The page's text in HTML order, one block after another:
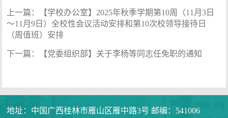
上一篇：
【学校办公室】2025年秋季学期第10周（11月3日
～11月9日）全校性会议活动安排和第10次校领导接待日
（周值班）安排
下一篇： 【党委组织部】关于李杨等同志任免职的通知
地址：中国广西桂林市雁山区雁中路3号 邮编：541006